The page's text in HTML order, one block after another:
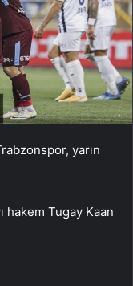
yarın
hakem Tugay Kaan